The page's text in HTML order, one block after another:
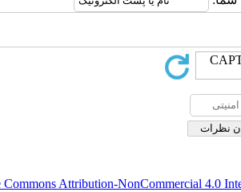
Creative Commons Attribution-